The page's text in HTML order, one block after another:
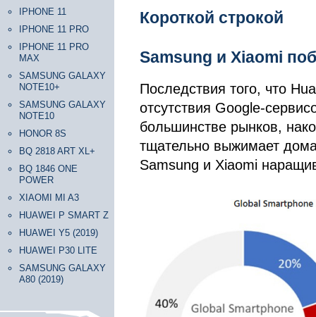
IPHONE 11
IPHONE 11 PRO
IPHONE 11 PRO
MAX
SAMSUNG GALAXY
NOTE10+
SAMSUNG GALAXY
NOTE10
HONOR 8S
BQ 2818 ART XL+
BQ 1846 ONE
POWER
XIAOMI MI A3
HUAWEI P SMART Z
HUAWEI Y5 (2019)
HUAWEI P30 LITE
SAMSUNG GALAXY
A80 (2019)
Короткой строкой
Samsung и Xiaomi
Последствия того, что
отсутствия Google-
большинстве рынков,
тщательно выжимает
Samsung и Xiaomi